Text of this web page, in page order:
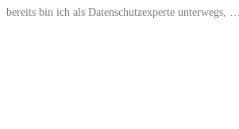
bereits bin ich als Datenschutzexperte unterwegs, …